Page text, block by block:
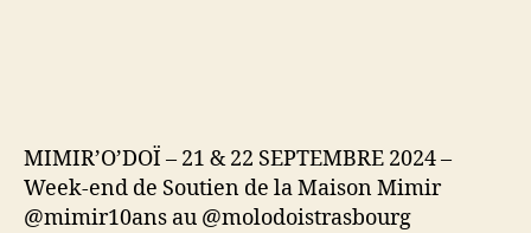
MIMIR’O’DOÏ – 21 & 22 SEPTEMBRE 2024 –
Week-end de Soutien de la Maison Mimir
@mimir10ans au @molodoistrasbourg